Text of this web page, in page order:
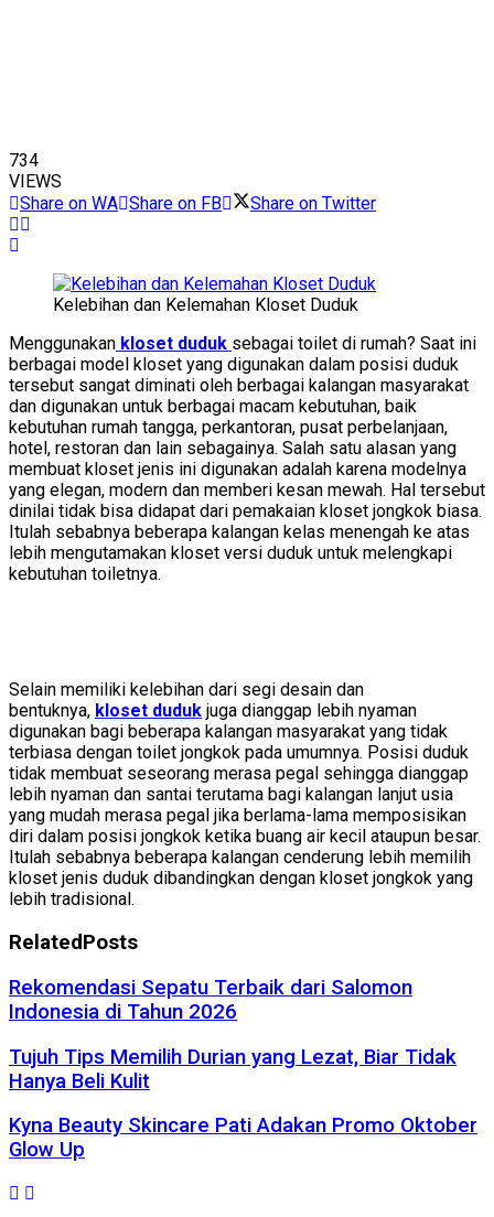
734
VIEWS
Share on WA Share on FB Share on Twitter
Kelebihan dan Kelemahan Kloset Duduk
Menggunakan kloset duduk sebagai toilet di rumah? Saat ini
berbagai model kloset yang digunakan dalam posisi duduk
tersebut sangat diminati oleh berbagai kalangan masyarakat
dan digunakan untuk berbagai macam kebutuhan, baik
kebutuhan rumah tangga, perkantoran, pusat perbelanjaan,
hotel, restoran dan lain sebagainya. Salah satu alasan yang
membuat kloset jenis ini digunakan adalah karena modelnya
yang elegan, modern dan memberi kesan mewah. Hal tersebut
dinilai tidak bisa didapat dari pemakaian kloset jongkok biasa.
Itulah sebabnya beberapa kalangan kelas menengah ke atas
lebih mengutamakan kloset versi duduk untuk melengkapi
kebutuhan toiletnya.
Selain memiliki kelebihan dari segi desain dan
bentuknya, kloset duduk juga dianggap lebih nyaman
digunakan bagi beberapa kalangan masyarakat yang tidak
terbiasa dengan toilet jongkok pada umumnya. Posisi duduk
tidak membuat seseorang merasa pegal sehingga dianggap
lebih nyaman dan santai terutama bagi kalangan lanjut usia
yang mudah merasa pegal jika berlama-lama memposisikan
diri dalam posisi jongkok ketika buang air kecil ataupun besar.
Itulah sebabnya beberapa kalangan cenderung lebih memilih
kloset jenis duduk dibandingkan dengan kloset jongkok yang
lebih tradisional.
RelatedPosts
Rekomendasi Sepatu Terbaik dari Salomon
Indonesia di Tahun 2026
Tujuh Tips Memilih Durian yang Lezat, Biar Tidak
Hanya Beli Kulit
Kyna Beauty Skincare Pati Adakan Promo Oktober
Glow Up